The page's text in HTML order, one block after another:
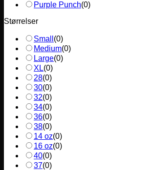
Purple Punch(0)
Størrelser
Small (0)
Medium(0)
Large(0)
XL(0)
28(0)
30(0)
32(0)
34(0)
36(0)
38(0)
14 oz(0)
16 oz(0)
40(0)
37(0)